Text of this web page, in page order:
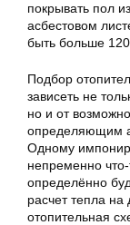
покрывать пол
асбестовом
быть больше
Подбор
зависеть не
но и от
определяющим
Одному
непременно
определённо
расчет тепла
отопительная